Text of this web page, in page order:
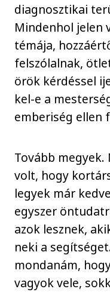
diagnosztikai
Mindenhol jelen
témája,
felszólalnak,
örök kérdéssel
kel-e a
emberiség ellen
Tovább megyek.
volt, hogy
legyek már
egyszer
azok lesznek,
neki a
mondanám,
vagyok vele,